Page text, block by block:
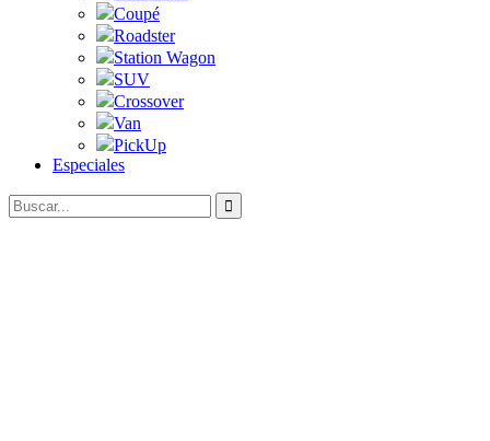
Coupé
Roadster
Station Wagon
SUV
Crossover
Van
PickUp
Especiales